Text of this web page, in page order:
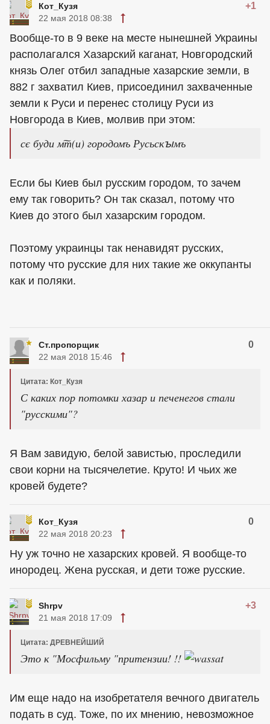
Кот_Кузя +1
22 мая 2018 08:38
Вообще-то в 9 веке на месте нынешней Украины
располагался Хазарский каганат, Новгородский
князь Олег отбил западные хазарские земли, в
882 г захватил Киев, присоединил захваченные
земли к Руси и перенес столицу Руси из
Новгорода в Киев, молвив при этом:
сє буди м͠т(и) городомъ Русьскꙑмъ
Если бы Киев был русским городом, то зачем
ему так говорить? Он так сказал, потому что
Киев до этого был хазарским городом.
Поэтому украинцы так ненавидят русских,
потому что русские для них такие же оккупанты
как и поляки.
Ст.пропорщик 0
22 мая 2018 15:46
Цитата: Кот_Кузя
С каких пор потомки хазар и печенегов стали
"русскими"?
Я Вам завидую, белой завистью, проследили
свои корни на тысячелетие. Круто! И чьих же
кровей будете?
Кот_Кузя 0
22 мая 2018 20:23
Ну уж точно не хазарских кровей. Я вообще-то
инородец. Жена русская, и дети тоже русские.
Shrpv +3
21 мая 2018 17:09
Цитата: ДРЕВНЕЙШИЙ
Это к "Мосфильму "притензии! !!
Им еще надо на изобретателя вечного двигатель
подать в суд. Тоже, по их мнению, невозможное